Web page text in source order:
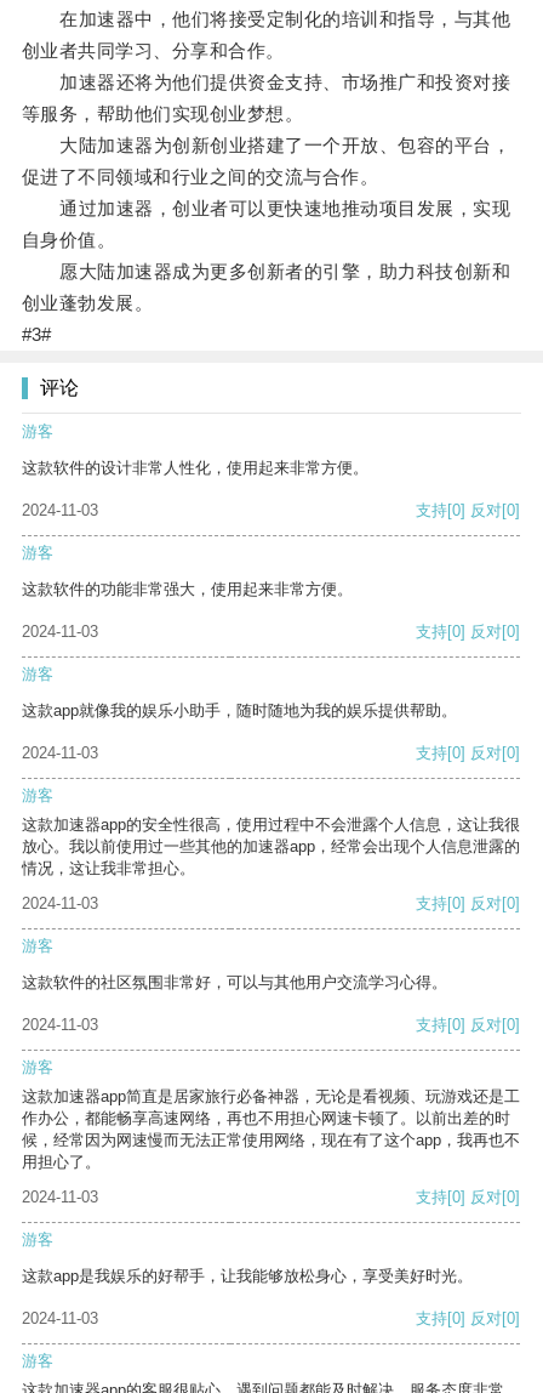
在加速器中，他们将接受定制化的培训和指导，与其他
创业者共同学习、分享和合作。
加速器还将为他们提供资金支持、市场推广和投资对接
等服务，帮助他们实现创业梦想。
大陆加速器为创新创业搭建了一个开放、包容的平台，
促进了不同领域和行业之间的交流与合作。
通过加速器，创业者可以更快速地推动项目发展，实现
自身价值。
愿大陆加速器成为更多创新者的引擎，助力科技创新和
创业蓬勃发展。
#3#
评论
游客
这款软件的设计非常人性化，使用起来非常方便。
2024-11-03 支持[0] 反对[0]
游客
这款软件的功能非常强大，使用起来非常方便。
2024-11-03 支持[0] 反对[0]
游客
这款app就像我的娱乐小助手，随时随地为我的娱乐提供帮助。
2024-11-03 支持[0] 反对[0]
游客
这款加速器app的安全性很高，使用过程中不会泄露个人信息，这让我很
放心。我以前使用过一些其他的加速器app，经常会出现个人信息泄露的
情况，这让我非常担心。
2024-11-03
支持[0] 反对[0]
游客
这款软件的社区氛围非常好，可以与其他用户交流学习心得。
2024-11-03 支持[0] 反对[0]
游客
这款加速器app简直是居家旅行必备神器，无论是看视频、玩游戏还是工
作办公，都能畅享高速网络，再也不用担心网速卡顿了。以前出差的时
候，经常因为网速慢而无法正常使用网络，现在有了这个app，我再也不
用担心了。
2024-11-03
支持[0] 反对[0]
游客
这款app是我娱乐的好帮手，让我能够放松身心，享受美好时光。
2024-11-03 支持[0] 反对[0]
游客